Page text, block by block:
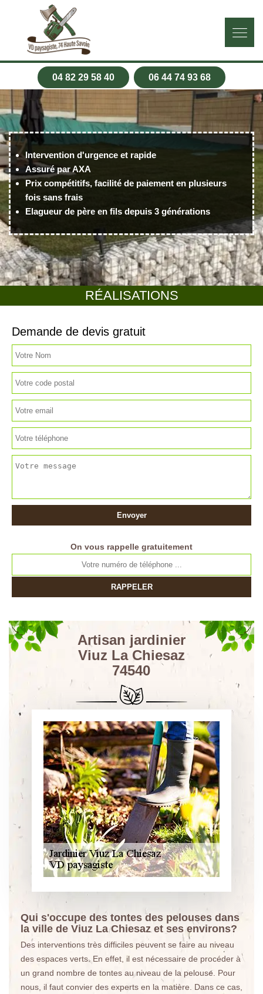
04 82 29 58 40 06 44 74 93 68
RÉALISATIONS
Intervention d'urgence et rapide
Assuré par AXA
Prix compétitifs, facilité de paiement en plusieurs
fois sans frais
Elagueur de père en fils depuis 3 générations
Demande de devis gratuit
On vous rappelle gratuitement
Artisan jardinier
Viuz La Chiesaz
74540
Qui s'occupe des tontes des pelouses dans
la ville de Viuz La Chiesaz et ses environs?
Des interventions très difficiles peuvent se faire au niveau
des espaces verts. En effet, il est nécessaire de procéder à
un grand nombre de tontes au niveau de la pelouse. Pour
nous, il faut convier des experts en la matière. Dans ce cas,